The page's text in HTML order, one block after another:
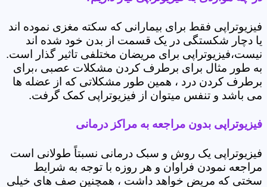
فیزیوتراپی فقط برای بیمارانی که سکته مغزی نموده اند
یا دچار شکستگی در یک قسمت از بدن خود شده اند
نیست،فیزیوتراپی برای مریضان مختلفی تاثیر گذار است.
به طور مثال برای برطرف کردن مشکلات عصبی ،برای
برطرف کردن درد ، همین طور مشکلاتی که از عضله ها
می باشد و تنفس میتوان از فیزیوتراپی کمک گرفت.
فیزیوتراپی بدون مراجعه به مراکز درمانی
فیزیوتراپی یک روش و سبک درمانی نسبتاً طولانی است
مراجعه نمودن فراوان و هر روزه با توجه به شرایط
سختی که مریض خواهد داشت ، همچنین صف های خیلی